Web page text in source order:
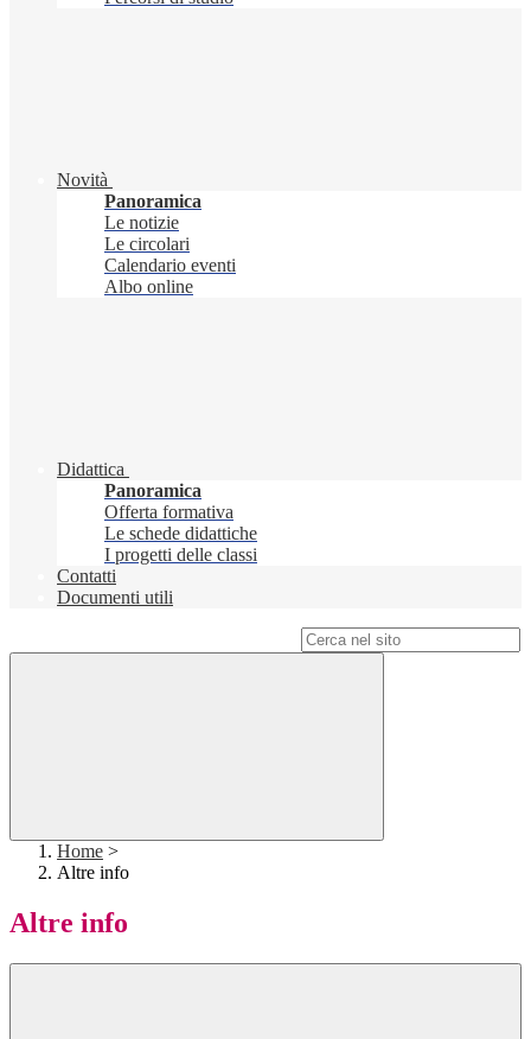
Novità
Panoramica
Le notizie
Le circolari
Calendario eventi
Albo online
Didattica
Panoramica
Offerta formativa
Le schede didattiche
I progetti delle classi
Contatti
Documenti utili
Home >
Altre info
Altre info